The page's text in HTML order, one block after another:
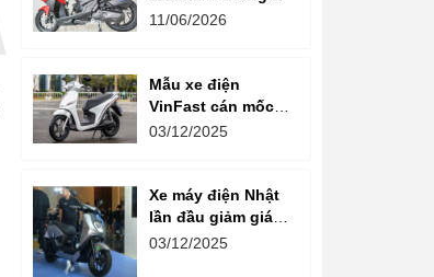
tin: Ngoại hình tinh
11/06/2026
Mẫu xe điện
VinFast cán mốc
gần 100.000 km,
dài vận hành
03/12/2025
Xe máy điện Nhật
lần đầu giảm giá
tại Việt Nam
03/12/2025